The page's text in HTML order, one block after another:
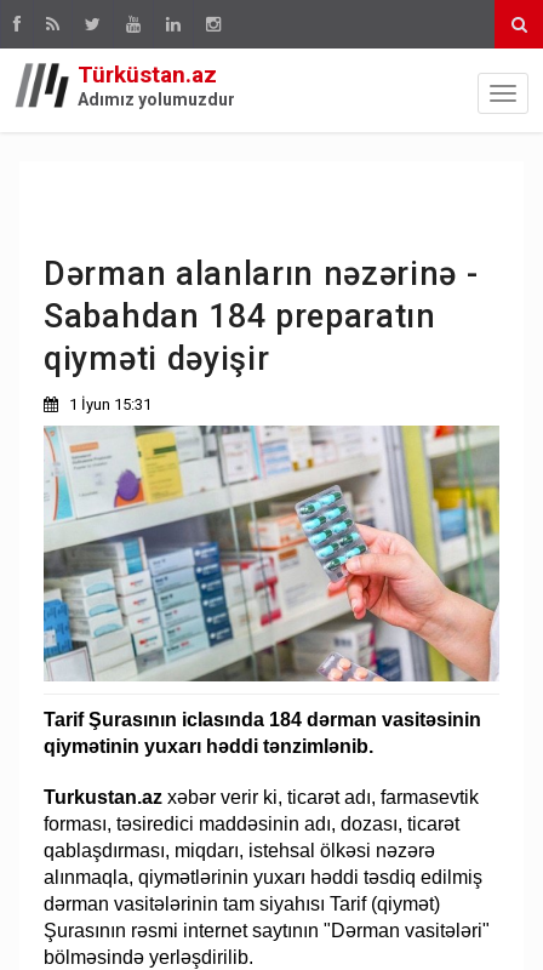
Türküstan.az
Adımız yolumuzdur
Dərman alanların nəzərinə -
Sabahdan 184 preparatın
qiyməti dəyişir
1 İyun 15:31
Tarif Şurasının iclasında 184 dərman vasitəsinin
qiymətinin yuxarı həddi tənzimlənib.
Turkustan.az xəbər verir ki, ticarət adı, farmasevtik
forması, təsiredici maddəsinin adı, dozası, ticarət
qablaşdırması, miqdarı, istehsal ölkəsi nəzərə
alınmaqla, qiymətlərinin yuxarı həddi təsdiq edilmiş
dərman vasitələrinin tam siyahısı Tarif (qiymət)
Şurasının rəsmi internet saytının "Dərman vasitələri"
bölməsində yerləşdirilib.